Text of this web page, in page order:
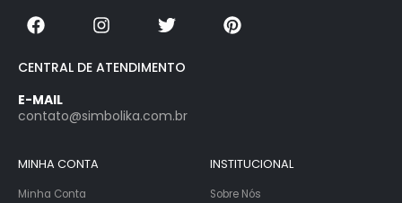
CENTRAL DE ATENDIMENTO
E-MAIL
contato@simbolika.com.br
MINHA CONTA
Minha Conta
INSTITUCIONAL
Sobre Nós